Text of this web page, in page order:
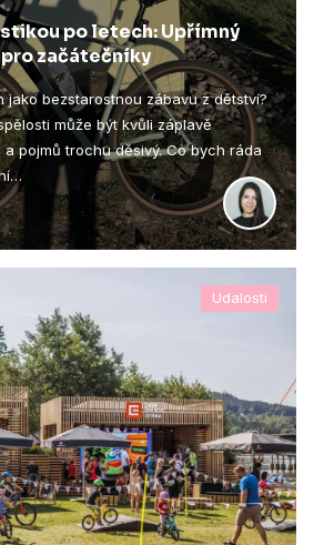
po letech: Upřímný
začátečníky
jako bezstarostnou zábavu z dětství?
může být kvůli záplavě
pojmů trochu děsivý. Co bych ráda
Udalosti